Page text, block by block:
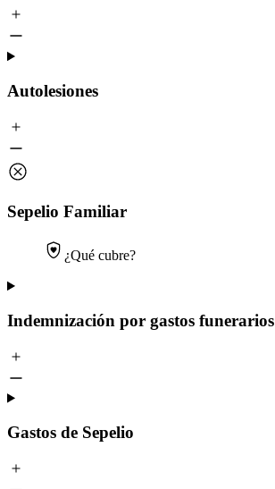
Autolesiones
Sepelio Familiar
¿Qué cubre?
Indemnización por gastos funerarios
Gastos de Sepelio